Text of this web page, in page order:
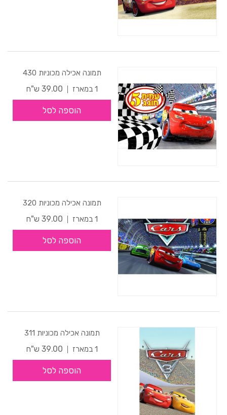
תמונה אכילה מכוניות 430
1 במארז
39.00 ש"ח
הוספה לסל
תמונה אכילה מכוניות 320
1 במארז
39.00 ש"ח
הוספה לסל
תמונה אכילה מכוניות 311
1 במארז
39.00 ש"ח
הוספה לסל